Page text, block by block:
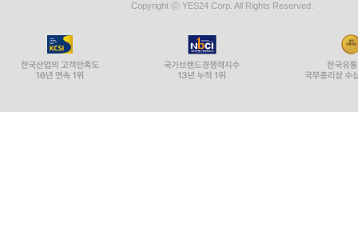
Copyright ⓒ YES24 Corp. All Rights Reserved.